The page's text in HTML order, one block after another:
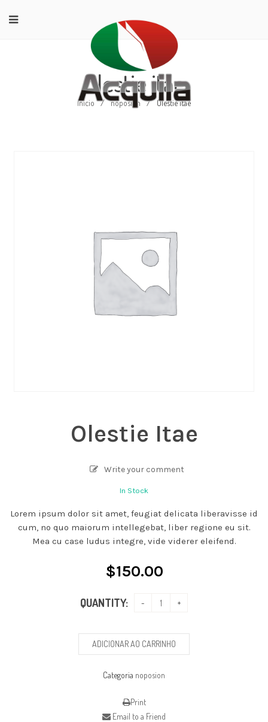
Olestie itae
Início / noposion / Olestie itae
Olestie Itae
Write your comment
In Stock
Lorem ipsum dolor sit amet, feugiat delicata liberavisse id
cum, no quo maiorum intellegebat, liber regione eu sit.
Mea cu case ludus integre, vide viderer eleifend.
$150.00
QUANTITY:
ADICIONAR AO CARRINHO
Categoria noposion
Print
Email to a Friend